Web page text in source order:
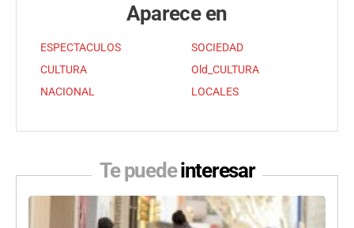
Aparece en
ESPECTACULOS
CULTURA
NACIONAL
SOCIEDAD
Old_CULTURA
LOCALES
Te puedeinteresar